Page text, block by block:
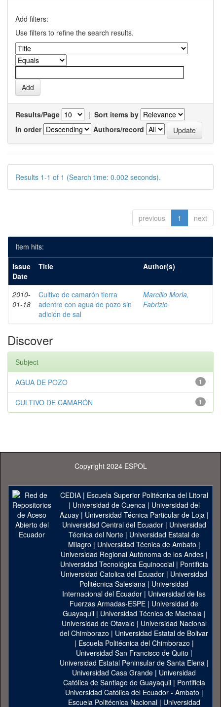
Add filters:
Use filters to refine the search results.
Results/Page | Sort items by
In order
Authors/record
Results 1-1 of 1 (Search time: 0.002 seconds).
previous 1 next
Item hits:
Issue
Date
Title Author(s)
2010-
01-18
Cultivo de camarón tierra
adentro con agua de pozo sin
adición de sal
Marcillo Morla,
Fabrizio
Discover
Subject
1
AGUA DE POZO
1
CULTIVO DE CAMARÓN
Copyright 2024 ESPOL
CEDIA| Escuela Superior Politécnica del Litoral
| Universidad de Cuenca| Universidad del
Azuay| Universidad Técnica Particular de Loja|
Universidad Central del Ecuador| Universidad
Técnica del Norte | Universidad Estatal de
Milagro | Universidad Técnica de Ambato |
Universidad Regional Autónoma de los Andes|
Universidad Tecnológica Equinoccial| Pontificia
Universidad Catolica del Ecuador | Universidad
Politécnica Salesiana | Universidad
Internacional del Ecuador | Universidad de las
Fuerzas Armadas-ESPE | Universidad de
Guayaquil| Universidad Técnica de Machala|
Universidad de Otavalo | Universidad Nacional
del Chimborazo | Universidad Estatal de Bolivar
| Escuela Politécnica del Chimborazo |
Universidad San Francisco de Quito |
Universidad Estatal Peninsular de Santa Elena|
Universidad Casa Grande | Universidad
Católica de Santiago de Guayaquil| Pontificia
Universidad Católica del Ecuador - Ambato |
Escuela Politécnica Nacional| Universidad